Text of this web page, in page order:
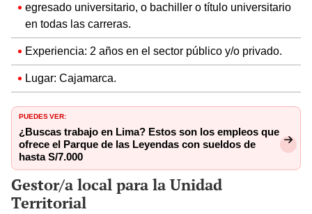
egresado universitario, o bachiller o título universitario
en todas las carreras.
Experiencia: 2 años en el sector público y/o privado.
Lugar: Cajamarca.
PUEDES VER:
¿Buscas trabajo en Lima? Estos son los empleos que
ofrece el Parque de las Leyendas con sueldos de
hasta S/7.000
Gestor/a local para la Unidad
Territorial